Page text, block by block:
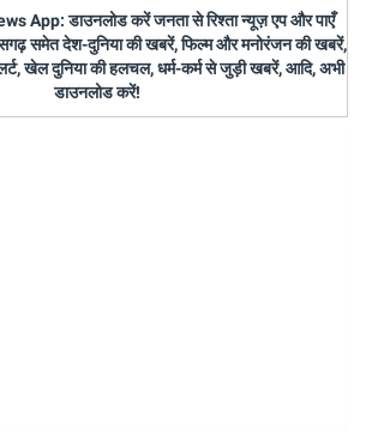
App: डाउनलोड करें जनता से रिश्ता न्यूज़ एप और पाएँ
समेत देश-दुनिया की खबरें, फिल्म और मनोरंजन की खबरें,
खेल दुनिया की हलचल, धर्म-कर्म से जुड़ी खबरें, आदि, अभी
डाउनलोड करें!